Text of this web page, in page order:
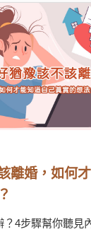
離婚，如何
？4步驟幫你聽見